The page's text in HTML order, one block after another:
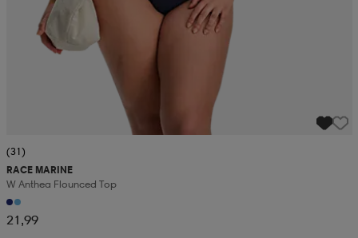
(31)
RACE MARINE
W Anthea Flounced Top
21,99